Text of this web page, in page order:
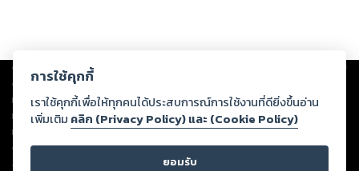
Copyright © 2026
ต่อผลงานหรือเนื้อหาใดที่อัปโหลดผ่านเว็บไซต์และปรากฏว่าละเมิดสิทธิใน
ทรัพย์สินทางปัญญาของบุคคลอื่นหรือขัดต่อกฎหมายและศีลธรรม ดังนั้น ผู้อ่าน
ทุกท่านโปรดใช้วิจารณญาณในการกลั่นกรองด้วยตนเอง และหากท่านพบว่าส่วน
หนึ่งส่วนใดขัดต่อกฎหมายและศีลธรรม กรุณาแจ้งมายังบริษัท เพื่อทีมงานจะได้
ดำเนินการในทันที ทั้งนี้ ทางสตอรี่ล็อกขอสงวนลิขสิทธิ์ตามพระราชบัญญัติ
ลิขสิทธิ์ พ.ศ. 2537 (ฉบับล่าสุด)
การใช้คุกกี้
เราใช้คุกกี้เพื่อให้ทุกคนได้ประสบการณ์การใช้งานที่ดียิ่งขึ้นอ่าน
เพิ่มเติม คลิก (Privacy Policy) และ (Cookie Policy)
ยอมรับ